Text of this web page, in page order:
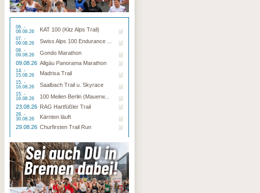
06. -
08.08.26
KAT 100 (Kitz Alps Trail)
07. -
09.08.26
Swiss Alps 100 Endurance ...
08. -
09.08.26
Gondo Marathon
09.08.26 Allgäu Panorama Marathon
14. -
15.08.26
Madrisa Trail
15. -
16.08.26
Saalbach Trail u. Skyrace
15. -
16.08.26
100 Meilen Berlin (Mauerw...
23.08.26 RAG Hartfüßler Trail
28. -
30.08.26
Kärnten läuft
29.08.26 Churfirsten Trail Run